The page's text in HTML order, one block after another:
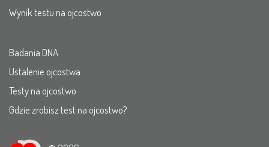
Wynik testu na ojcostwo
Badania DNA
Ustalenie ojcostwa
Testy na ojcostwo
Gdzie zrobisz test na ojcostwo?